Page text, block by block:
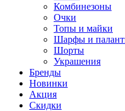
Комбинезоны
Очки
Топы и майки
Шарфы и
Шорты
Украшения
Бренды
Новинки
Акция
Скидки